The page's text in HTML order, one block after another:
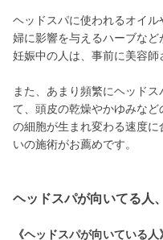
ヘッドスパに使われるオイ
婦に影響を与えるハーブなど
妊娠中の人は、事前に美容師
また、あまり頻繁にヘッド
て、頭皮の乾燥やかゆみな
の細胞が生まれ変わる速度に
いの施術がお薦めです。
ヘッドスパが向いてる人
《ヘッドスパが向いている人